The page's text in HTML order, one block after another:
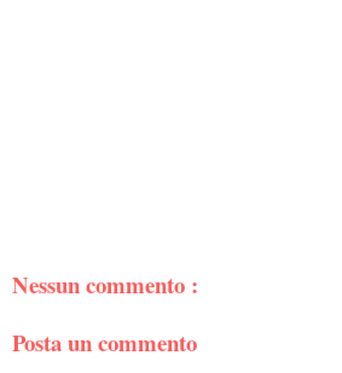
Nessun commento :
Posta un commento